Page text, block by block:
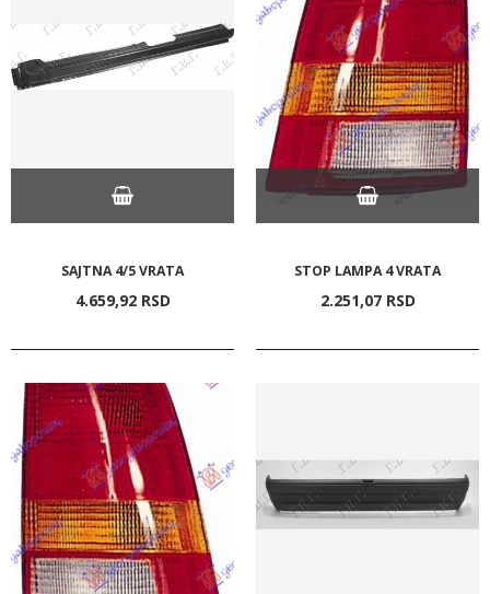
SAJTNA 4/5 VRATA
4.659,92 RSD
STOP LAMPA 4 VRATA
2.251,07 RSD